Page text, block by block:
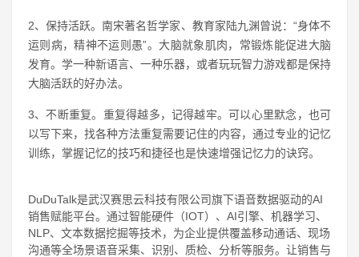
2、保持活跃。南宋著名哲学家、教育家陆九渊曾说：“身体不
运则病，精神不运则愚”。大脑就象肌肉，常锻炼能促进大脑
发育。学一种新语言、一种乐器，或者玩玩智力游戏都是保持
大脑活跃的好办法。
3、不断重复。重复得越多，记得越牢。可以心里默念，也可
以写下来，找各种方法重复需要记住的内容，通过专业的记忆
训练，掌握记忆的技巧和捷径也是快速增强记忆力的诀窍。
DuDuTalk是武汉赛思云科技有限公司旗下语音数据驱动的AI
销售赋能平台。通过智能硬件（IOT）、AI引擎、机器学习、
NLP、文本数据挖掘等技术，为企业提供覆盖移动通话、现场
沟通等全场景语音采集、识别、质检、分析等服务。让销售与